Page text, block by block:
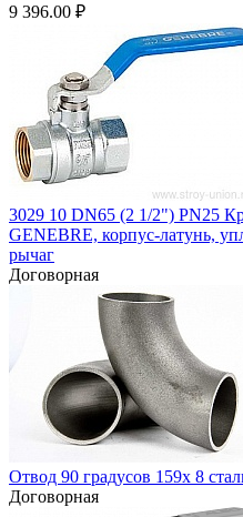
9 396.00 ₽
3029 10 DN65 (2 1/2") PN25
GENEBRE, корпус-латунь,
рычаг
Договорная
Отвод 90 градусов 159х 8
Договорная